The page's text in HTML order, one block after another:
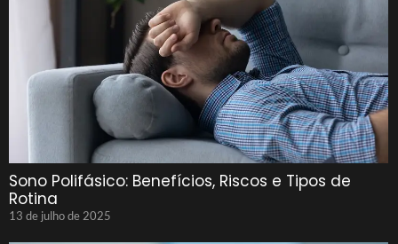
Sono Polifásico: Benefícios, Riscos e Tipos de
Rotina
13 de julho de 2025